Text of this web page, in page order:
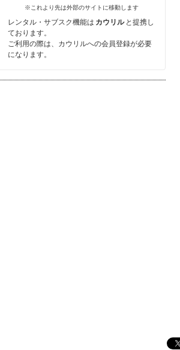
※これより先は外部のサイトに移動します
レンタル・サブスク機能は カウリルと提携し
ております。
ご利用の際は、カウリルへの会員登録が必要
になります。